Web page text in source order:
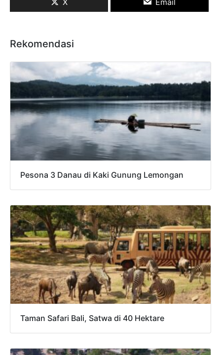
Rekomendasi
Pesona 3 Danau di Kaki Gunung Lemongan
Taman Safari Bali, Satwa di 40 Hektare